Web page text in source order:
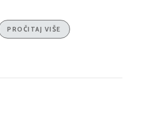
PROČITAJ VIŠE